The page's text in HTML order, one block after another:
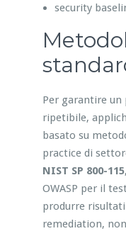
security
Per garantire un
ripetibile,
basato su
practice di
NIST SP 800-115,
OWASP per il
produrre
remediation,